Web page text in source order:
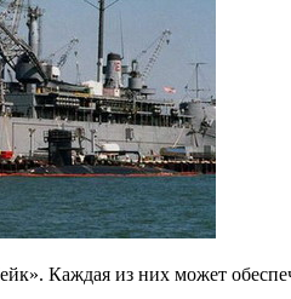
Каждая из них может